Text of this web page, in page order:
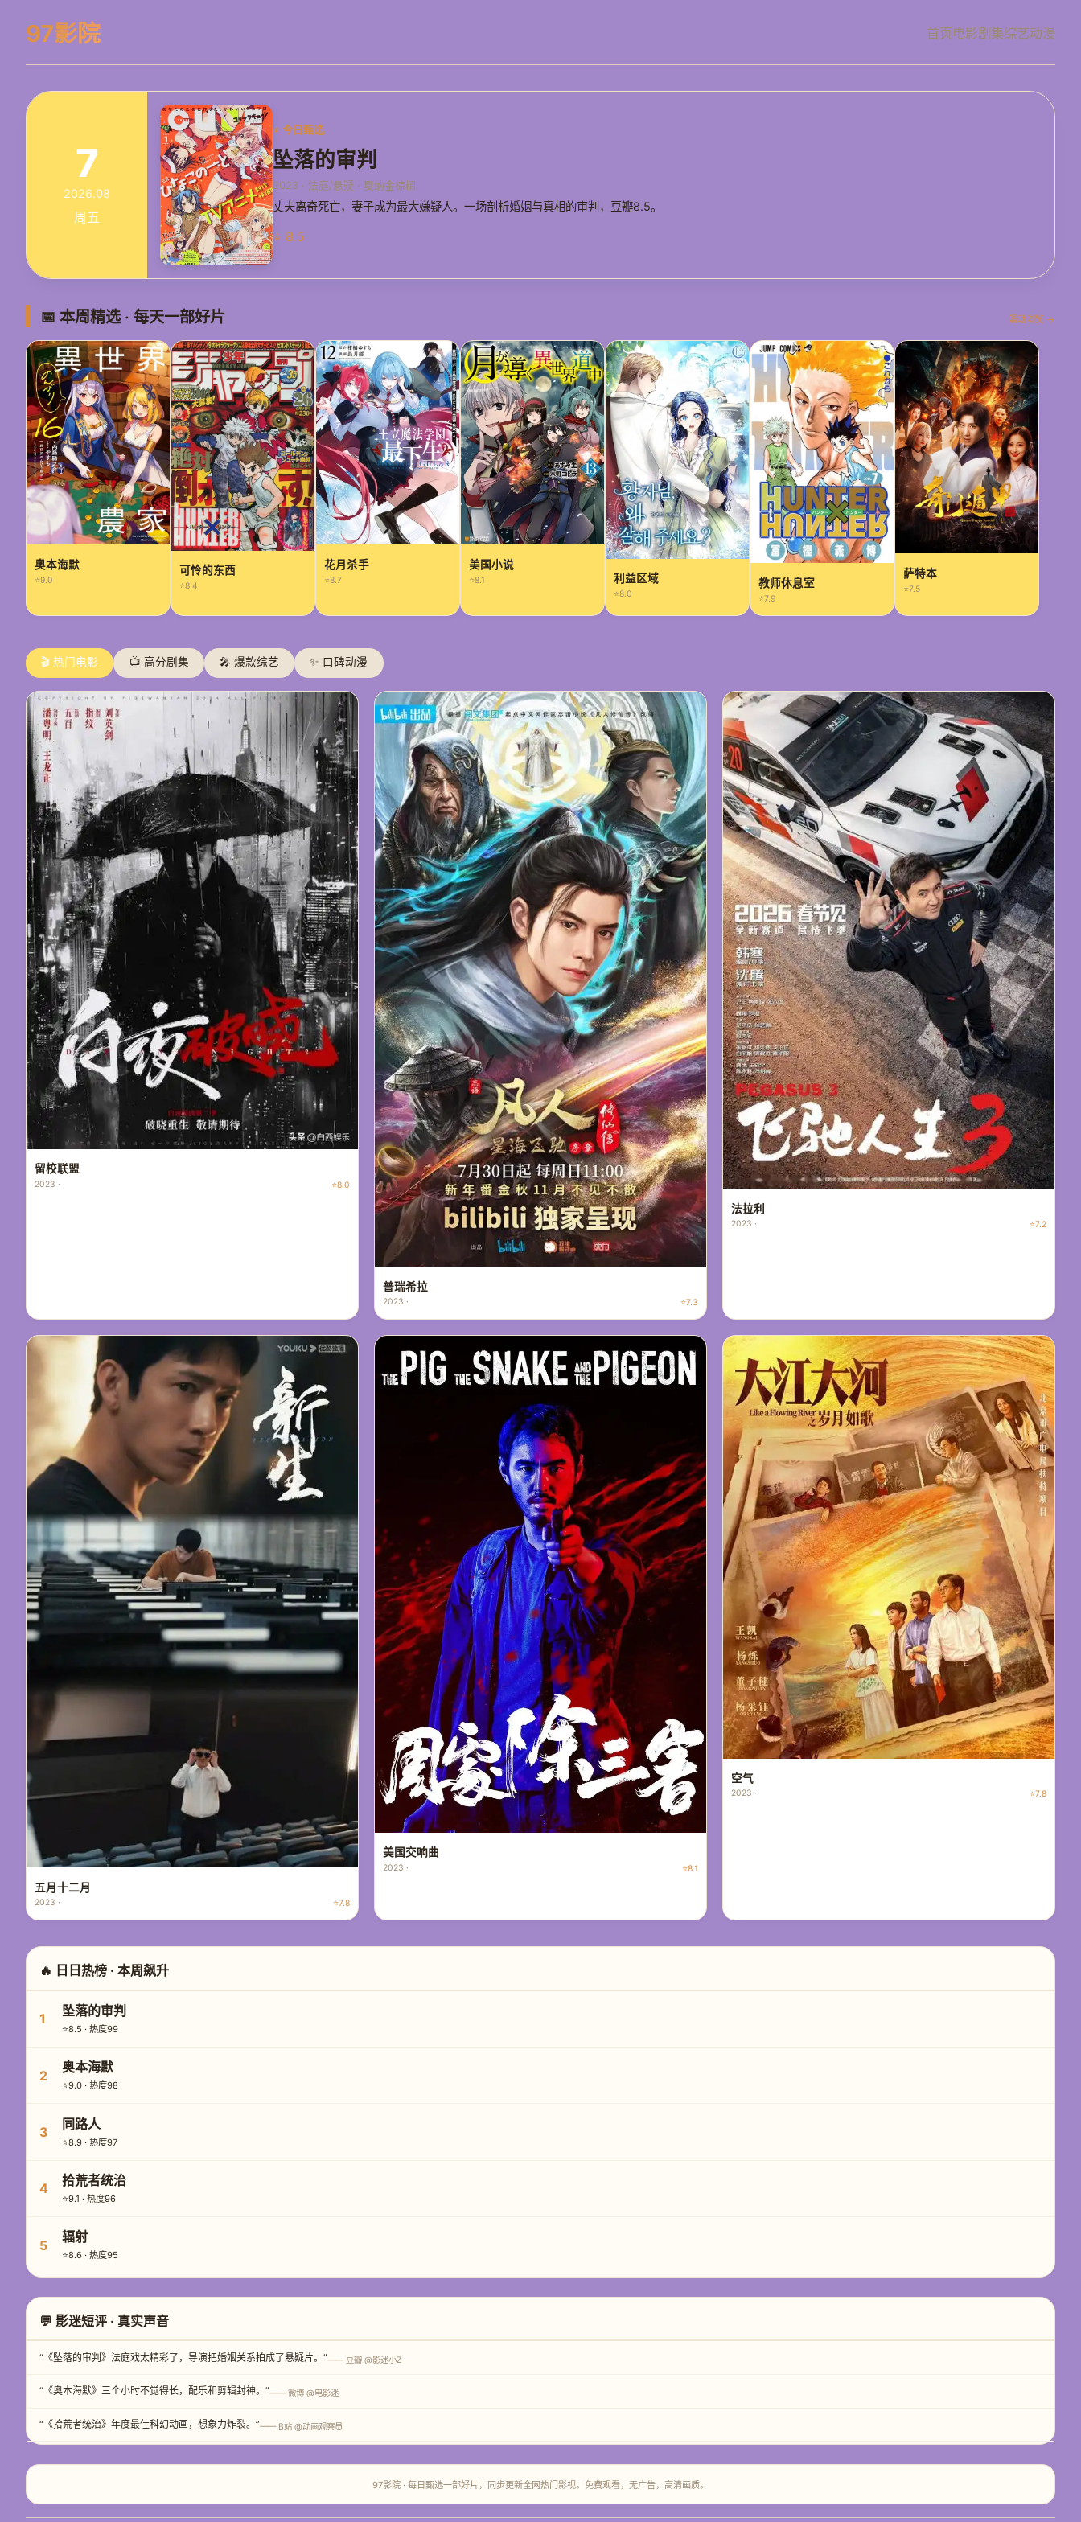
97影院 首页电影剧集综艺动漫
7
2026.08
周五
⭐ 今日甄选
坠落的审判
2023 · 法庭/悬疑 · 戛纳金棕榈
丈夫离奇死亡，妻子成为最大嫌疑人。一场剖析婚姻与真相的审判，豆瓣8.5。
⭐ 8.5
📅 本周精选 · 每天一部好片 滑动浏览 →
奥本海默
⭐9.0
可怜的东西
⭐8.4
花月杀手
⭐8.7
美国小说
⭐8.1 利益区域
⭐8.0
教师休息室
⭐7.9
萨特本
⭐7.5
🎬 热门电影 📺 高分剧集 🎤 爆款综艺 ✨ 口碑动漫
留校联盟
2023 · ⭐8.0
普瑞希拉
2023 · ⭐7.3
法拉利
2023 · ⭐7.2
五月十二月
2023 · ⭐7.8
美国交响曲
2023 · ⭐8.1
空气
2023 · ⭐7.8
🔥 日日热榜 · 本周飙升
1
坠落的审判
⭐8.5 · 热度99
2
奥本海默
⭐9.0 · 热度98
3
同路人
⭐8.9 · 热度97
4
拾荒者统治
⭐9.1 · 热度96
5
辐射
⭐8.6 · 热度95
💬 影迷短评 · 真实声音
“《坠落的审判》法庭戏太精彩了，导演把婚姻关系拍成了悬疑片。”—— 豆瓣 @影迷小Z
“《奥本海默》三个小时不觉得长，配乐和剪辑封神。”—— 微博 @电影迷
“《拾荒者统治》年度最佳科幻动画，想象力炸裂。”—— B站 @动画观察员
97影院 · 每日甄选一部好片，同步更新全网热门影视。免费观看，无广告，高清画质。